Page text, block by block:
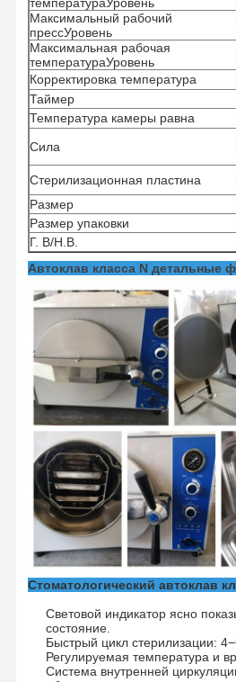
Домой Продукты
Экскурсия
По Заводу
Контроль
Качества
Случаи
Горизонтальный стерилизатор
Вертикальная автоклавная
Максимальный рабочий
прессУровень
Максимальная рабочая
температураУровень
Корректировка температура
Таймер
Температура камеры равна
Сила
Стерилизационная пластина
Размер
Размер упаковки
Г. В/Н.В.
Автоклав класса N детальные
Стоматологический автоклав
Световой индикатор ясно
состояние.
Быстрый цикл стерилизации:
Регулируемая температура и
Система внутренней